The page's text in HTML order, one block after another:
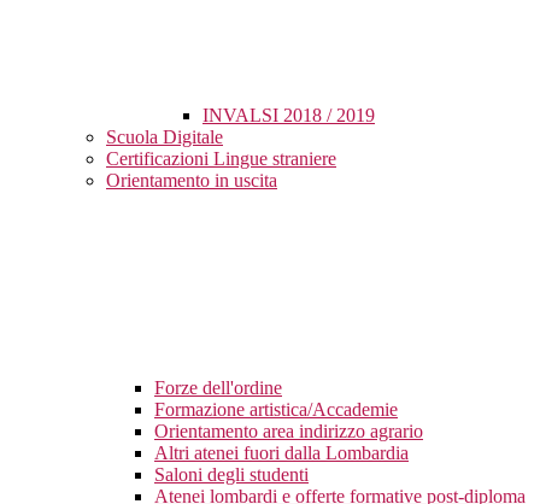
INVALSI 2018 / 2019
Scuola Digitale
Certificazioni Lingue straniere
Orientamento in uscita
Forze dell'ordine
Formazione artistica/Accademie
Orientamento area indirizzo agrario
Altri atenei fuori dalla Lombardia
Saloni degli studenti
Atenei lombardi e offerte formative post-diploma